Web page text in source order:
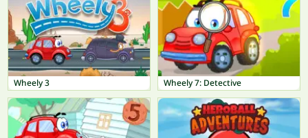
Wheely 3 Wheely 7: Detective